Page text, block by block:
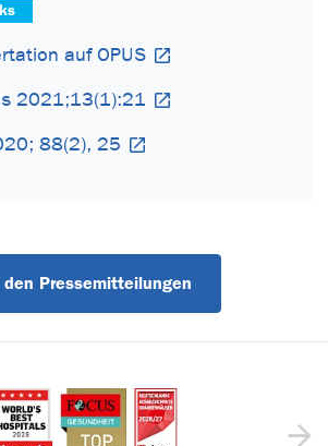
auf OPUS
2021;13(1):21
88(2), 25
den Pressemitteilungen